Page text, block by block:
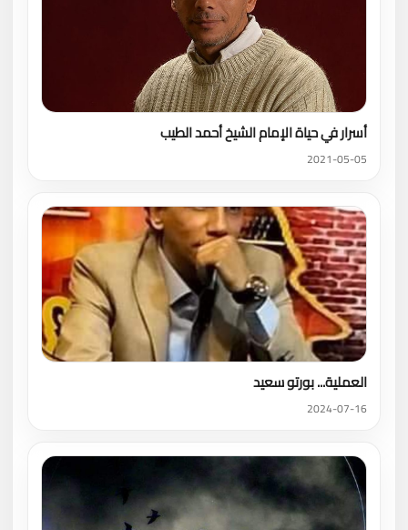
أسرار في حياة الإمام الشيخ أحمد الطيب
2021-05-05
العملية... بورتو سعيد
2024-07-16